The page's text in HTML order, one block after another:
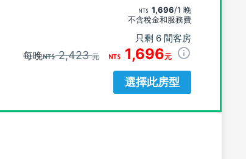
1,696/1 晚
不含稅金和服務費
只剩 6 間客房
每晚 2,423元 1,696元
選擇此房型